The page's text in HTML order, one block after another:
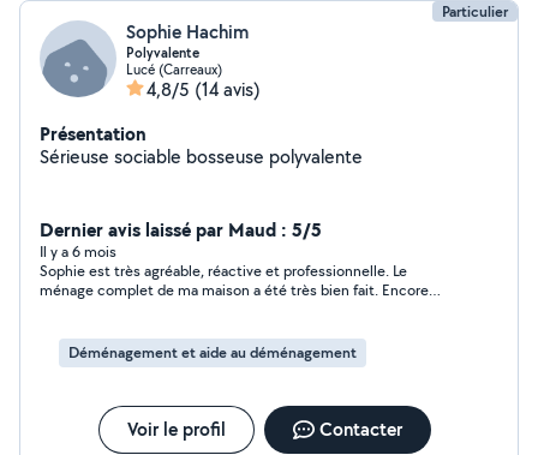
Particulier
Sophie Hachim
Polyvalente
Lucé (Carreaux)
4,8/5 (14 avis)
Présentation
Sérieuse sociable bosseuse polyvalente
Dernier avis laissé par Maud : 5/5
Il y a 6 mois
Sophie est très agréable, réactive et professionnelle. Le
ménage complet de ma maison a été très bien fait. Encore
Déménagement et aide au déménagement
Voir le profil Contacter